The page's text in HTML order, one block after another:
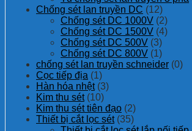
Chống sét lan truyền DC (12)
Chống sét DC 1000V (2)
Chống sét DC 1500V (4)
Chống sét DC 500V (3)
Chống sét DC 800V (1)
chống sét lan truyền schneider (0)
Cọc tiếp địa (1)
Hàn hóa nhệt (3)
Kim thu sét (10)
Kim thu sét tiên đạo (2)
Thiết bị cắt lọc sét (35)